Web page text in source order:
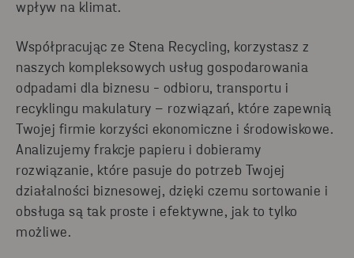
wpływ na klimat.
Współpracując ze Stena Recycling, korzystasz z
naszych kompleksowych usług gospodarowania
odpadami dla biznesu - odbioru, transportu i
recyklingu makulatury – rozwiązań, które zapewnią
Twojej firmie korzyści ekonomiczne i środowiskowe.
Analizujemy frakcje papieru i dobieramy
rozwiązanie, które pasuje do potrzeb Twojej
działalności biznesowej, dzięki czemu sortowanie i
obsługa są tak proste i efektywne, jak to tylko
możliwe.